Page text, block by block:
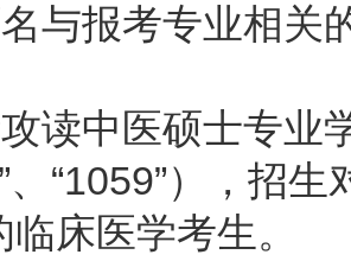
与报考专业相关
读中医硕士专业
、“1059”），招
床医学考生。